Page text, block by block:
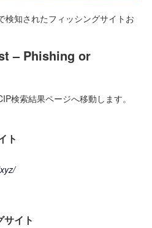
知されたフィッシングサイトお
– Phishing or
検索結果ページへ移動します。
ト
イト